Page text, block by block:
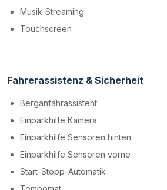
Musik-Streaming
Touchscreen
Fahrerassistenz & Sicherheit
Berganfahrassistent
Einparkhilfe Kamera
Einparkhilfe Sensoren hinten
Einparkhilfe Sensoren vorne
Start-Stopp-Automatik